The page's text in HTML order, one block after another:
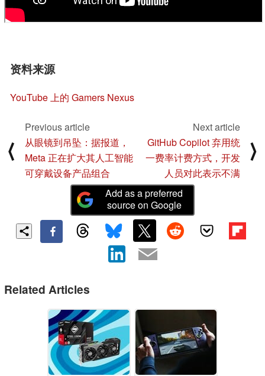
资料来源
YouTube 上的 Gamers Nexus
⟨
Previous article
从眼镜到吊坠：据报道，
Meta 正在扩大其人工智能
可穿戴设备产品组合
Next article
GitHub Copilot 弃用统
一费率计费方式，开发
人员对此表示不满
⟩
Add as a preferred
source on Google
Related Articles